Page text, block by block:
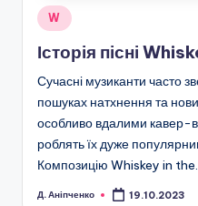
Опубліковано
W
Історія пісні
Сучасні музиканти часто
пошуках натхнення та
особливо вдалими кавер-
роблять їх дуже
Композицію Whiskey in
Опубліковано
Д. Аніпченко 19.10.2023